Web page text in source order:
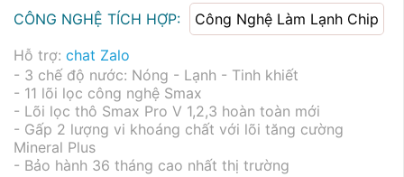
CÔNG NGHỆ TÍCH HỢP:
Công Nghệ Làm Lạnh Chip
Hỗ trợ: chat Zalo
- 3 chế độ nước: Nóng - Lạnh - Tinh khiết
- 11 lõi lọc công nghệ Smax
- Lõi lọc thô Smax Pro V 1,2,3 hoàn toàn mới
- Gấp 2 lượng vi khoáng chất với lõi tăng cường
Mineral Plus
- Bảo hành 36 tháng cao nhất thị trường